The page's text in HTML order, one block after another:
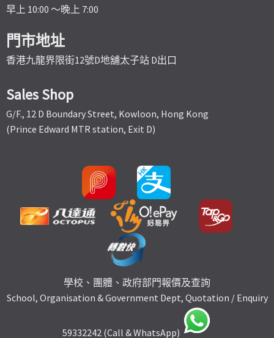
早上 10:00 ～晚上 7:00
門市地址
香港九龍界限街12號D地舖太子站 D出口
Sales Shop
G/F., 12 D Boundary Street, Kowloon, Hong Kong
(Prince Edward MTR station, Exit D)
學校、團體、政府部門報價及查詢
School, Organisation & Government Dept, Quotation / Enquiry
59332242 (Call & WhatsApp)